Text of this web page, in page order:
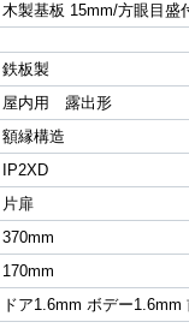
木製基板 15mm/方眼目盛
鉄板製
屋内用 露出形
額縁構造
IP2XD
片扉
370mm
170mm
ドア1.6mm ボデー1.6mm